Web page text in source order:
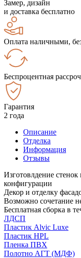
Замер, дизайн
и доставка бесплатно
Оплата наличными,
Беспроцентная
Гарантия
2 года
Описание
Отделка
Информация
Отзывы
Изготовлдение
конфигурации
Декор и отделку
Возможно сочетание
Бесплатная сборка в
ЛДСП
Пластик Alvic Luxe
Пластик HPL
Пленка ПВХ
Полотно АГТ (МДФ)